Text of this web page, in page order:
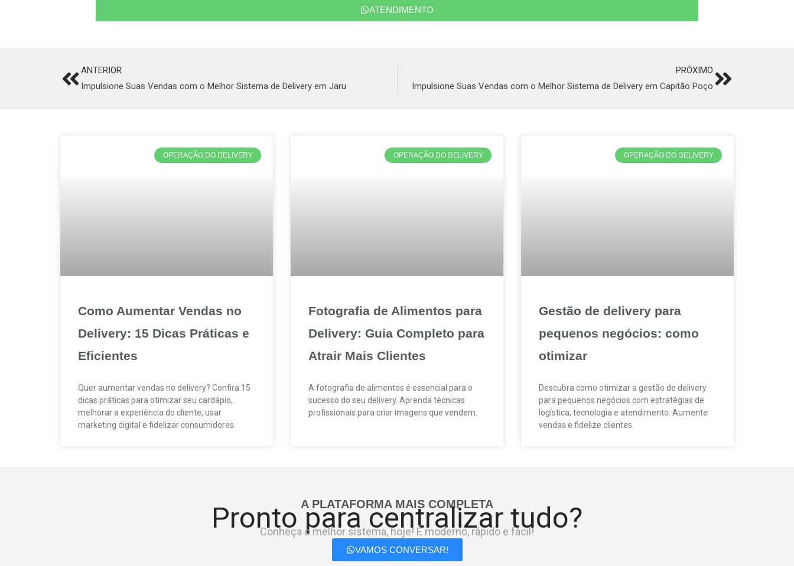
ATENDIMENTO
PrevANTERIOR
Impulsione Suas Vendas com o Melhor Sistema de Delivery em Jaru
PRÓXIMO
Impulsione Suas Vendas com o Melhor Sistema de Delivery em Capitão Poço Next
OPERAÇÃO DO DELIVERY
Como Aumentar Vendas no
Delivery: 15 Dicas Práticas e
Eficientes
Quer aumentar vendas no delivery? Confira 15
dicas práticas para otimizar seu cardápio,
melhorar a experiência do cliente, usar
marketing digital e fidelizar consumidores.
OPERAÇÃO DO DELIVERY
Fotografia de Alimentos para
Delivery: Guia Completo para
Atrair Mais Clientes
A fotografia de alimentos é essencial para o
sucesso do seu delivery. Aprenda técnicas
profissionais para criar imagens que vendem.
OPERAÇÃO DO DELIVERY
Gestão de delivery para
pequenos negócios: como
otimizar
Descubra como otimizar a gestão de delivery
para pequenos negócios com estratégias de
logística, tecnologia e atendimento. Aumente
vendas e fidelize clientes.
A PLATAFORMA MAIS COMPLETA
Pronto para centralizar tudo?
Conheça o melhor sistema, hoje! É moderno, rápido e fácil!
VAMOS CONVERSAR!